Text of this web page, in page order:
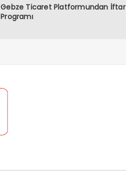
Gebze Ticaret Platformundan İftar
Programı